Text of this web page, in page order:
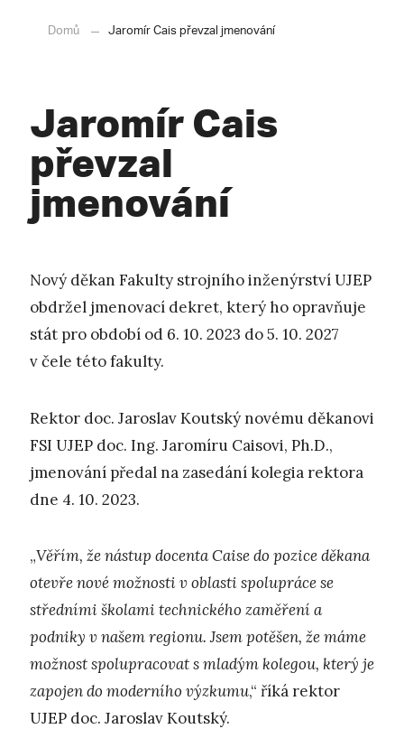
Domů Jaromír Cais převzal jmenování
Jaromír Cais
převzal
jmenování
Nový děkan Fakulty strojního inženýrství UJEP
obdržel jmenovací dekret, který ho opravňuje
stát pro období od 6. 10. 2023 do 5. 10. 2027
v čele této fakulty.
Rektor doc. Jaroslav Koutský novému děkanovi
FSI UJEP doc. Ing. Jaromíru Caisovi, Ph.D.,
jmenování předal na zasedání kolegia rektora
dne 4. 10. 2023.
„Věřím, že nástup docenta Caise do pozice děkana
otevře nové možnosti v oblasti spolupráce se
středními školami technického zaměření a
podniky v našem regionu. Jsem potěšen, že máme
možnost spolupracovat s mladým kolegou, který je
zapojen do moderního výzkumu,“ říká rektor
UJEP doc. Jaroslav Koutský.